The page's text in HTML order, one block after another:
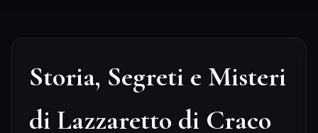
Storia, Segreti e Misteri
di Lazzaretto di Craco